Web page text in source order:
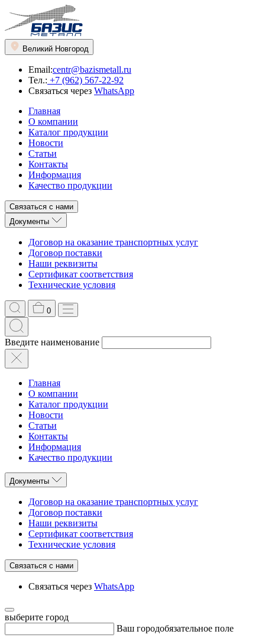
Великий Новгород
Email:centr@bazismetall.ru
Тел.: +7 (962) 567-22-92
Связаться через WhatsApp
Главная
О компании
Каталог продукции
Новости
Статьи
Контакты
Информация
Качество продукции
Связаться с нами
Документы
Договор на оказание транспортных услуг
Договор поставки
Наши реквизиты
Сертификат соответствия
Технические условия
0
Введите наименование
Главная
О компании
Каталог продукции
Новости
Статьи
Контакты
Информация
Качество продукции
Документы
Договор на оказание транспортных услуг
Договор поставки
Наши реквизиты
Сертификат соответствия
Технические условия
Связаться с нами
Связаться через WhatsApp
выберите город
Ваш городобязательное поле